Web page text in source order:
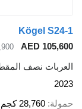
Kögel S24-1
AED 105,600
العربات نصف
2023
حمولة 28,760 كجم